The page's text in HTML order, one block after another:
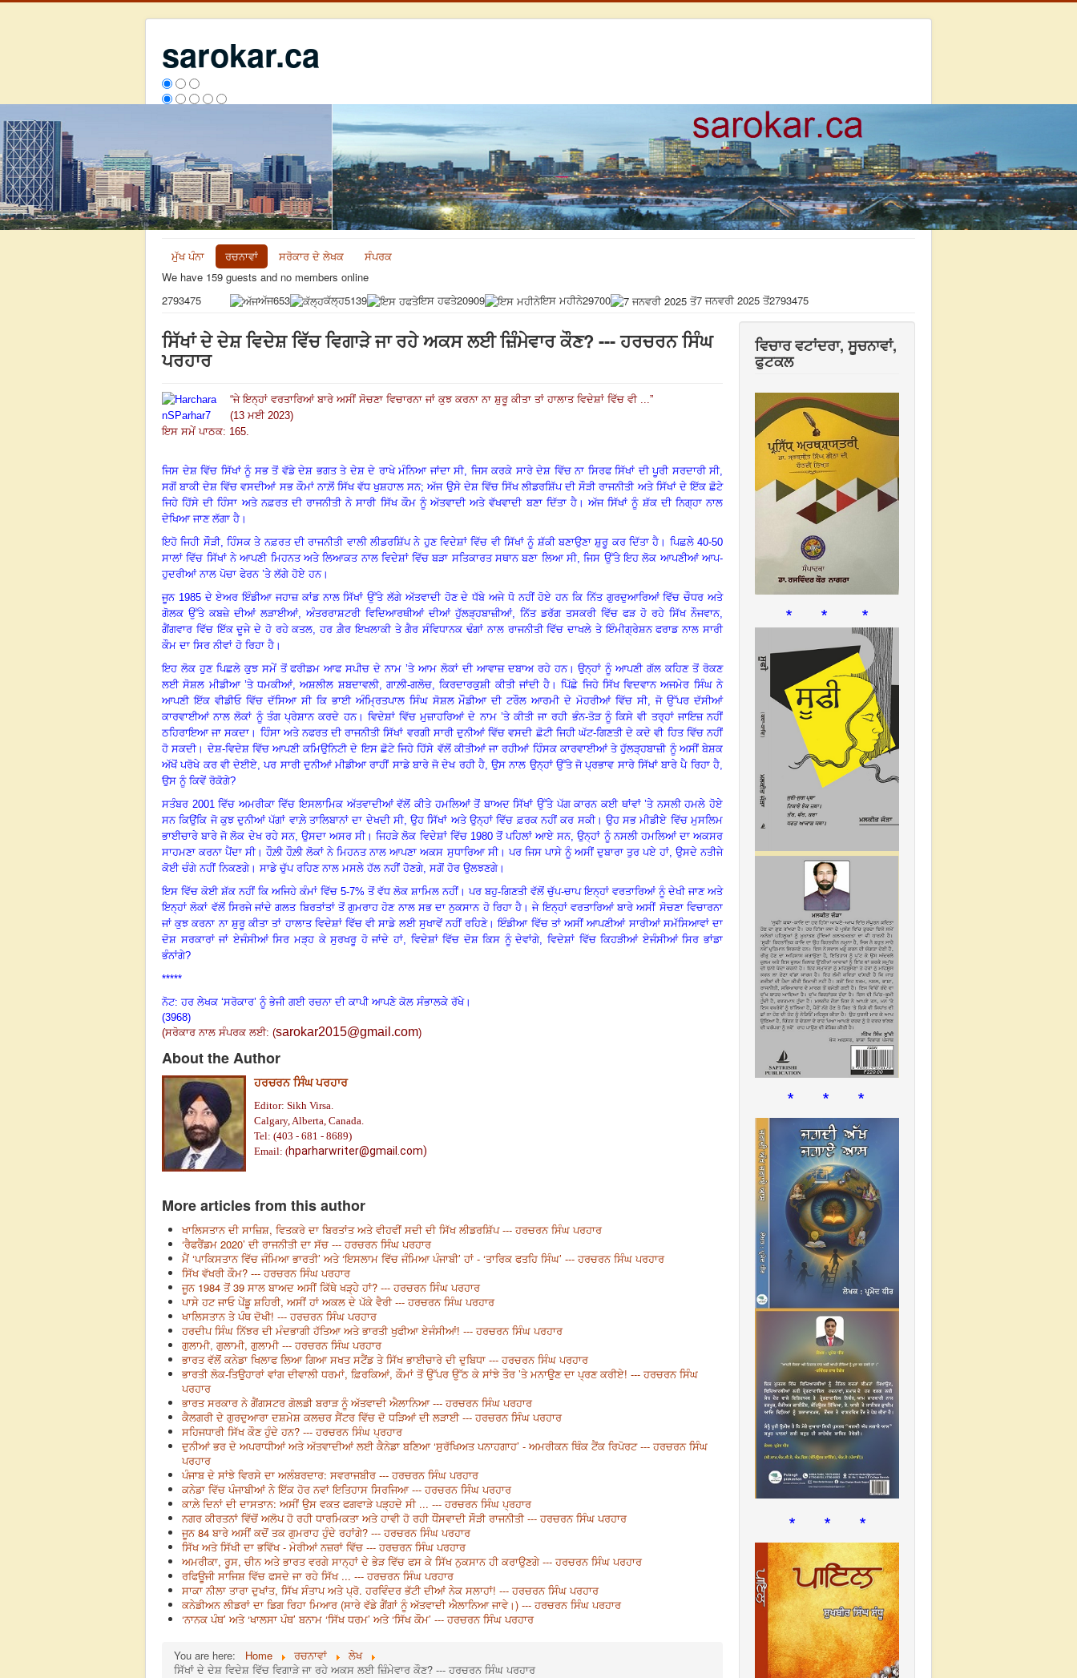
sarokar.ca
ਮੁੱਖ ਪੰਨਾ ਰਚਨਾਵਾਂ ਸਰੋਕਾਰ ਦੇ ਲੇਖਕ
ਸੰਪਰਕ
We have 159 guests and no members online
2793475
ਅੱਜ653 ਕੱਲ੍ਹ5139 ਇਸ ਹਫਤੇ20909 ਇਸ ਮਹੀਨੇ29700 7 ਜਨਵਰੀ 2025 ਤੋਂ2793475
ਸਿੱਖਾਂ ਦੇ ਦੇਸ਼ ਵਿਦੇਸ਼ ਵਿੱਚ ਵਿਗਾੜੇ ਜਾ ਰਹੇ ਅਕਸ ਲਈ ਜ਼ਿੰਮੇਵਾਰ ਕੌਣ? --- ਹਰਚਰਨ ਸਿੰਘ
ਪਰਹਾਰ
“ਜੇ ਇਨ੍ਹਾਂ ਵਰਤਾਰਿਆਂ ਬਾਰੇ ਅਸੀਂ ਸੋਚਣਾ ਵਿਚਾਰਨਾ ਜਾਂ ਕੁਝ ਕਰਨਾ ਨਾ ਸ਼ੁਰੂ ਕੀਤਾ ਤਾਂ ਹਾਲਾਤ ਵਿਦੇਸ਼ਾਂ ਵਿੱਚ ਵੀ ... ”
(13 ਮਈ 2023)
ਇਸ ਸਮੇਂ ਪਾਠਕ: 165.
ਜਿਸ ਦੇਸ਼ ਵਿੱਚ ਸਿੱਖਾਂ ਨੂੰ ਸਭ ਤੋਂ ਵੱਡੇ ਦੇਸ਼ ਭਗਤ ਤੇ ਦੇਸ਼ ਦੇ ਰਾਖੇ ਮੰਨਿਆ ਜਾਂਦਾ ਸੀ, ਜਿਸ ਕਰਕੇ ਸਾਰੇ ਦੇਸ਼ ਵਿੱਚ ਨਾ ਸਿਰਫ ਸਿੱਖਾਂ ਦੀ ਪੂਰੀ ਸਰਦਾਰੀ ਸੀ,
ਸਗੋਂ ਬਾਕੀ ਦੇਸ਼ ਵਿੱਚ ਵਸਦੀਆਂ ਸਭ ਕੌਮਾਂ ਨਾਲ਼ੋਂ ਸਿੱਖ ਵੱਧ ਖੁਸ਼ਹਾਲ ਸਨ; ਅੱਜ ਉਸੇ ਦੇਸ਼ ਵਿੱਚ ਸਿੱਖ ਲੀਡਰਸ਼ਿੱਪ ਦੀ ਸੌੜੀ ਰਾਜਨੀਤੀ ਅਤੇ ਸਿੱਖਾਂ ਦੇ ਇੱਕ ਛੋਟੇ
ਜਿਹੇ ਹਿੱਸੇ ਦੀ ਹਿੰਸਾ ਅਤੇ ਨਫ਼ਰਤ ਦੀ ਰਾਜਨੀਤੀ ਨੇ ਸਾਰੀ ਸਿੱਖ ਕੌਮ ਨੂੰ ਅੱਤਵਾਦੀ ਅਤੇ ਵੱਖਵਾਦੀ ਬਣਾ ਦਿੱਤਾ ਹੈ।ਅੱਜ ਸਿੱਖਾਂ ਨੂੰ ਸ਼ੱਕ ਦੀ ਨਿਗ੍ਹਾ ਨਾਲ
ਦੇਖਿਆ ਜਾਣ ਲੱਗਾ ਹੈ ।
ਇਹੋ ਜਿਹੀ ਸੌੜੀ, ਹਿੰਸਕ ਤੇ ਨਫ਼ਰਤ ਦੀ ਰਾਜਨੀਤੀ ਵਾਲੀ ਲੀਡਰਸ਼ਿੱਪ ਨੇ ਹੁਣ ਵਿਦੇਸ਼ਾਂ ਵਿੱਚ ਵੀ ਸਿੱਖਾਂ ਨੂੰ ਸ਼ੱਕੀ ਬਣਾਉਣਾ ਸ਼ੁਰੂ ਕਰ ਦਿੱਤਾ ਹੈ । ਪਿਛਲੇ40-50
ਸਾਲਾਂ ਵਿੱਚ ਸਿੱਖਾਂ ਨੇ ਆਪਣੀ ਮਿਹਨਤ ਅਤੇ ਲਿਆਕਤ ਨਾਲ ਵਿਦੇਸ਼ਾਂ ਵਿੱਚ ਬੜਾ ਸਤਿਕਾਰਤ ਸਥਾਨ ਬਣਾ ਲਿਆ ਸੀ, ਜਿਸ ਉੱਤੇ ਇਹ ਲੋਕ ਆਪਣੀਆਂ ਆਪ-
ਹੁਦਰੀਆਂ ਨਾਲ ਪੋਚਾ ਫੇਰਨ ’ਤੇ ਲੱਗੇ ਹੋਏ ਹਨ।
ਜੂਨ 1985 ਦੇ ਏਅਰ ਇੰਡੀਆ ਜਹਾਜ਼ ਕਾਂਡ ਨਾਲ ਸਿੱਖਾਂ ਉੱਤੇ ਲੱਗੇ ਅੱਤਵਾਦੀ ਹੋਣ ਦੇ ਧੱਬੇ ਅਜੇ ਧੋ ਨਹੀਂ ਹੋਏ ਹਨ ਕਿ ਨਿੱਤ ਗੁਰਦੁਆਰਿਆਂ ਵਿੱਚ ਚੌਧਰ ਅਤੇ
ਗੋਲਕ ਉੱਤੇ ਕਬਜ਼ੇ ਦੀਆਂ ਲੜਾਈਆਂ, ਅੰਤਰਰਾਸ਼ਟਰੀ ਵਿਦਿਆਰਥੀਆਂ ਦੀਆਂ ਹੁੱਲੜ੍ਹਬਾਜ਼ੀਆਂ, ਨਿੱਤ ਡਰੱਗ ਤਸਕਰੀ ਵਿੱਚ ਫੜ ਹੋ ਰਹੇ ਸਿੱਖ ਨੌਜਵਾਨ,
ਗੈਂਗਵਾਰ ਵਿੱਚ ਇੱਕ ਦੂਜੇ ਦੇ ਹੋ ਰਹੇ ਕਤਲ, ਹਰ ਗ਼ੈਰ ਇਖਲਾਕੀ ਤੇ ਗੈਰ ਸੰਵਿਧਾਨਕ ਢੰਗਾਂ ਨਾਲ ਰਾਜਨੀਤੀ ਵਿੱਚ ਦਾਖਲੇ ਤੇ ਇੰਮੀਗ੍ਰੇਸ਼ਨ ਫਰਾਡ ਨਾਲ ਸਾਰੀ
ਕੌਮ ਦਾ ਸਿਰ ਨੀਵਾਂ ਹੋ ਰਿਹਾ ਹੈ ।
ਇਹ ਲੋਕ ਹੁਣ ਪਿਛਲੇ ਕੁਝ ਸਮੇਂ ਤੋਂ ਫਰੀਡਮ ਆਫ ਸਪੀਚ ਦੇ ਨਾਮ ’ਤੇ ਆਮ ਲੋਕਾਂ ਦੀ ਆਵਾਜ਼ ਦਬਾਅ ਰਹੇ ਹਨ।ਉਨ੍ਹਾਂ ਨੂੰ ਆਪਣੀ ਗੱਲ ਕਹਿਣ ਤੋਂ ਰੋਕਣ
ਲਈ ਸੋਸ਼ਲ ਮੀਡੀਆ ’ਤੇ ਧਮਕੀਆਂ, ਅਸ਼ਲੀਲ ਸ਼ਬਦਾਵਲੀ, ਗਾਲ਼ੀ-ਗਲੋਚ, ਕਿਰਦਾਰਕੁਸ਼ੀ ਕੀਤੀ ਜਾਂਦੀ ਹੈ ।ਪਿੱਛੇ ਜਿਹੇ ਸਿੱਖ ਵਿਦਵਾਨ ਅਜਮੇਰ ਸਿੰਘ ਨੇ
ਆਪਣੀ ਇੱਕ ਵੀਡੀਓ ਵਿੱਚ ਦੱਸਿਆ ਸੀ ਕਿ ਭਾਈ ਅੰਮ੍ਰਿਤਪਾਲ ਸਿੰਘ ਸੋਸ਼ਲ ਮੌਡੀਆ ਦੀ ਟਰੌਲ ਆਰਮੀ ਦੇ ਮੋਹਰੀਆਂ ਵਿੱਚ ਸੀ, ਜੋ ਉੱਪਰ ਦੱਸੀਆਂ
ਕਾਰਵਾਈਆਂ ਨਾਲ ਲੋਕਾਂ ਨੂੰ ਤੰਗ ਪ੍ਰੇਸ਼ਾਨ ਕਰਦੇ ਹਨ। ਵਿਦੇਸ਼ਾਂ ਵਿੱਚ ਮੁਜ਼ਾਹਰਿਆਂ ਦੇ ਨਾਮ ’ਤੇ ਕੀਤੀ ਜਾ ਰਹੀ ਭੰਨ-ਤੋੜ ਨੂੰ ਕਿਸੇ ਵੀ ਤਰ੍ਹਾਂ ਜਾਇਜ਼ ਨਹੀਂ
ਠਹਿਰਾਇਆ ਜਾ ਸਕਦਾ । ਹਿੰਸਾ ਅਤੇ ਨਫਰਤ ਦੀ ਰਾਜਨੀਤੀ ਸਿੱਖਾਂ ਵਰਗੀ ਸਾਰੀ ਦੁਨੀਆਂ ਵਿੱਚ ਵਸਦੀ ਛੋਟੀ ਜਿਹੀ ਘੱਟ-ਗਿਣਤੀ ਦੇ ਕਦੇ ਵੀ ਹਿਤ ਵਿੱਚ ਨਹੀਂ
ਹੋ ਸਕਦੀ। ਦੇਸ਼-ਵਿਦੇਸ਼ ਵਿੱਚ ਆਪਣੀ ਕਮਿਉਨਿਟੀ ਦੇ ਇਸ ਛੋਟੇ ਜਿਹੇ ਹਿੱਸੇ ਵੱਲੋਂ ਕੀਤੀਆਂ ਜਾ ਰਹੀਆਂ ਹਿੰਸਕ ਕਾਰਵਾਈਆਂ ਤੇ ਹੁੱਲੜ੍ਹਬਾਜ਼ੀ ਨੂੰ ਅਸੀਂ ਬੇਸ਼ਕ
ਅੱਖੋਂ ਪਰੋਖੇ ਕਰ ਵੀ ਦੇਈਏ , ਪਰ ਸਾਰੀ ਦੁਨੀਆਂ ਮੀਡੀਆ ਰਾਹੀਂ ਸਾਡੇ ਬਾਰੇ ਜੋ ਦੇਖ ਰਹੀ ਹੈ, ਉਸ ਨਾਲ ਉਨ੍ਹਾਂ ਉੱਤੇ ਜੋ ਪ੍ਰਭਾਵ ਸਾਰੇ ਸਿੱਖਾਂ ਬਾਰੇ ਪੈ ਰਿਹਾ ਹੈ,
ਉਸ ਨੂੰ ਕਿਵੇਂ ਰੋਕੋਗੇ?
ਸਤੰਬਰ 2001 ਵਿੱਚ ਅਮਰੀਕਾ ਵਿੱਚ ਇਸਲਾਮਿਕ ਅੱਤਵਾਦੀਆਂ ਵੱਲੋਂ ਕੀਤੇ ਹਮਲਿਆਂ ਤੋਂ ਬਾਅਦ ਸਿੱਖਾਂ ਉੱਤੇ ਪੱਗ ਕਾਰਨ ਕਈ ਥਾਂਵਾਂ ’ਤੇ ਨਸਲੀ ਹਮਲੇ ਹੋਏ
ਸਨ ਕਿਉਂਕਿ ਜੋ ਕੁਝ ਦੁਨੀਆਂ ਪੱਗਾਂ ਵਾਲ਼ੇ ਤਾਲਿਬਾਨਾਂ ਦਾ ਦੇਖਦੀ ਸੀ, ਉਹ ਸਿੱਖਾਂ ਅਤੇ ਉਨ੍ਹਾਂ ਵਿੱਚ ਫ਼ਰਕ ਨਹੀਂ ਕਰ ਸਕੀ। ਉਹ ਸਭ ਮੀਡੀਏ ਵਿੱਚ ਮੁਸਲਿਮ
ਭਾਈਚਾਰੇ ਬਾਰੇ ਜੋ ਲੋਕ ਦੇਖ ਰਹੇ ਸਨ, ਉਸਦਾ ਅਸਰ ਸੀ। ਜਿਹੜੇ ਲੋਕ ਵਿਦੇਸ਼ਾਂ ਵਿੱਚ 1980 ਤੋਂ ਪਹਿਲਾਂ ਆਏ ਸਨ, ਉਨ੍ਹਾਂ ਨੂੰ ਨਸਲੀ ਹਮਲਿਆਂ ਦਾ ਅਕਸਰ
ਸਾਹਮਣਾ ਕਰਨਾ ਪੈਂਦਾ ਸੀ।ਹੌਲ਼ੀ ਹੌਲ਼ੀ ਲੋਕਾਂ ਨੇ ਮਿਹਨਤ ਨਾਲ ਆਪਣਾ ਅਕਸ ਸੁਧਾਰਿਆ ਸੀ। ਪਰ ਜਿਸ ਪਾਸੇ ਨੂੰ ਅਸੀਂ ਦੁਬਾਰਾ ਤੁਰ ਪਏ ਹਾਂ, ਉਸਦੇ ਨਤੀਜੇ
ਕੋਈ ਚੰਗੇ ਨਹੀਂ ਨਿਕਣਗੇ। ਸਾਡੇ ਚੁੱਪ ਰਹਿਣ ਨਾਲ ਮਸਲੇ ਹੱਲ ਨਹੀਂ ਹੋਣਗੇ, ਸਗੋਂ ਹੋਰ ਉਲਝਣਗੇ।
ਇਸ ਵਿੱਚ ਕੋਈ ਸ਼ੱਕ ਨਹੀਂ ਕਿ ਅਜਿਹੇ ਕੰਮਾਂ ਵਿੱਚ 5-7% ਤੋਂ ਵੱਧ ਲੋਕ ਸ਼ਾਮਿਲ ਨਹੀਂ। ਪਰ ਬਹੁ-ਗਿਣਤੀ ਵੱਲੋਂ ਚੁੱਪ-ਚਾਪ ਇਨ੍ਹਾਂ ਵਰਤਾਰਿਆਂ ਨੂੰ ਦੇਖੀ ਜਾਣ ਅਤੇ
ਇਨ੍ਹਾਂ ਲੋਕਾਂ ਵੱਲੋਂ ਸਿਰਜੇ ਜਾਂਦੇ ਗਲਤ ਬਿਰਤਾਂਤਾਂ ਤੋਂ ਗੁਮਰਾਹ ਹੋਣ ਨਾਲ ਸਭ ਦਾ ਨੁਕਸਾਨ ਹੋ ਰਿਹਾ ਹੈ । ਜੇ ਇਨ੍ਹਾਂ ਵਰਤਾਰਿਆਂ ਬਾਰੇ ਅਸੀਂ ਸੋਚਣਾ ਵਿਚਾਰਨਾ
ਜਾਂ ਕੁਝ ਕਰਨਾ ਨਾ ਸ਼ੁਰੂ ਕੀਤਾ ਤਾਂ ਹਾਲਾਤ ਵਿਦੇਸ਼ਾਂ ਵਿੱਚ ਵੀ ਸਾਡੇ ਲਈ ਸੁਖਾਵੇਂ ਨਹੀਂ ਰਹਿਣੇ।ਇੰਡੀਆ ਵਿੱਚ ਤਾਂ ਅਸੀਂ ਆਪਣੀਆਂ ਸਾਰੀਆਂ ਸਮੱਸਿਆਵਾਂ ਦਾ
ਦੋਸ਼ ਸਰਕਾਰਾਂ ਜਾਂ ਏਜੰਸੀਆਂ ਸਿਰ ਮੜ੍ਹ ਕੇ ਸੁਰਖਰੂ ਹੋ ਜਾਂਦੇ ਹਾਂ, ਵਿਦੇਸ਼ਾਂ ਵਿੱਚ ਦੋਸ਼ ਕਿਸ ਨੂੰ ਦੇਵਾਂਗੇ, ਵਿਦੇਸ਼ਾਂ ਵਿੱਚ ਕਿਹੜੀਆਂ ਏਜੰਸੀਆਂ ਸਿਰ ਭਾਂਡਾ
ਭੰਨਾਂਗੇ?
*****
ਨੋਟ: ਹਰ ਲੇਖਕ ‘ਸਰੋਕਾਰ’ ਨੂੰ ਭੇਜੀ ਗਈ ਰਚਨਾ ਦੀ ਕਾਪੀ ਆਪਣੇ ਕੋਲ ਸੰਭਾਲਕੇ ਰੱਖੇ।
(3968)
(ਸਰੋਕਾਰ ਨਾਲ ਸੰਪਰਕ ਲਈ: (sarokar2015@gmail.com)
About the Author
ਹਰਚਰਨ ਸਿੰਘ ਪਰਹਾਰ
Editor: Sikh Virsa.
Calgary, Alberta, Canada.
Tel: (403 - 681 - 8689)
Email: (hparharwriter@gmail.com)
More articles from this author
ਖਾਲਿਸਤਾਨ ਦੀ ਸਾਜ਼ਿਸ਼, ਵਿਤਕਰੇ ਦਾ ਬਿਰਤਾਂਤ ਅਤੇ ਵੀਹਵੀਂ ਸਦੀ ਦੀ ਸਿੱਖ ਲੀਡਰਸ਼ਿੱਪ --- ਹਰਚਰਨ ਸਿੰਘ ਪਰਹਾਰ
‘ਰੈਫਰੈਂਡਮ 2020’ ਦੀ ਰਾਜਨੀਤੀ ਦਾ ਸੱਚ --- ਹਰਚਰਨ ਸਿੰਘ ਪਰਹਾਰ
ਮੈਂ ‘ਪਾਕਿਸਤਾਨ ਵਿੱਚ ਜੰਮਿਆ ਭਾਰਤੀ’ ਅਤੇ ‘ਇਸਲਾਮ ਵਿੱਚ ਜੰਮਿਆ ਪੰਜਾਬੀ’ ਹਾਂ - ‘ਤਾਰਿਕ ਫਤਹਿ ਸਿੰਘ’ --- ਹਰਚਰਨ ਸਿੰਘ ਪਰਹਾਰ
ਸਿੱਖ ਵੱਖਰੀ ਕੌਮ? --- ਹਰਚਰਨ ਸਿੰਘ ਪਰਹਾਰ
ਜੂਨ 1984 ਤੋਂ 39 ਸਾਲ ਬਾਅਦ ਅਸੀਂ ਕਿੱਥੇ ਖੜ੍ਹੇ ਹਾਂ? --- ਹਰਚਰਨ ਸਿੰਘ ਪਰਹਾਰ
ਪਾਸੇ ਹਟ ਜਾਓ ਪੇਂਡੂ ਸ਼ਹਿਰੀ, ਅਸੀਂ ਹਾਂ ਅਕਲ ਦੇ ਪੱਕੇ ਵੈਰੀ --- ਹਰਚਰਨ ਸਿੰਘ ਪਰਹਾਰ
ਖਾਲਿਸਤਾਨ ਤੇ ਪੰਥ ਦੋਖੀ! --- ਹਰਚਰਨ ਸਿੰਘ ਪਰਹਾਰ
ਹਰਦੀਪ ਸਿੰਘ ਨਿੱਝਰ ਦੀ ਮੰਦਭਾਗੀ ਹੱਤਿਆ ਅਤੇ ਭਾਰਤੀ ਖੁਫੀਆ ਏਜੰਸੀਆਂ! --- ਹਰਚਰਨ ਸਿੰਘ ਪਰਹਾਰ
ਗੁਲਾਮੀ, ਗੁਲਾਮੀ, ਗੁਲਾਮੀ --- ਹਰਚਰਨ ਸਿੰਘ ਪਰਹਾਰ
ਭਾਰਤ ਵੱਲੋਂ ਕਨੇਡਾ ਖਿਲਾਫ ਲਿਆ ਗਿਆ ਸਖਤ ਸਟੈਂਡ ਤੇ ਸਿੱਖ ਭਾਈਚਾਰੇ ਦੀ ਦੁਬਿਧਾ --- ਹਰਚਰਨ ਸਿੰਘ ਪਰਹਾਰ
ਭਾਰਤੀ ਲੋਕ-ਤਿਉਹਾਰਾਂ ਵਾਂਗ ਦੀਵਾਲੀ ਧਰਮਾਂ, ਫ਼ਿਰਕਿਆਂ, ਕੌਮਾਂ ਤੋਂ ਉੱਪਰ ਉੱਠ ਕੇ ਸਾਂਝੇ ਤੌਰ ’ਤੇ ਮਨਾਉਣ ਦਾ ਪ੍ਰਣ ਕਰੀਏ! --- ਹਰਚਰਨ ਸਿੰਘ
ਪਰਹਾਰ
ਭਾਰਤ ਸਰਕਾਰ ਨੇ ਗੈਂਗਸਟਰ ਗੋਲਡੀ ਬਰਾੜ ਨੂੰ ਅੱਤਵਾਦੀ ਐਲਾਨਿਆ --- ਹਰਚਰਨ ਸਿੰਘ ਪਰਹਾਰ
ਕੈਲਗਰੀ ਦੇ ਗੁਰਦੁਆਰਾ ਦਸ਼ਮੇਸ਼ ਕਲਚਰ ਸੈਂਟਰ ਵਿੱਚ ਦੋ ਧੜਿਆਂ ਦੀ ਲੜਾਈ --- ਹਰਚਰਨ ਸਿੰਘ ਪਰਹਾਰ
ਸਹਿਜਧਾਰੀ ਸਿੱਖ ਕੌਣ ਹੁੰਦੇ ਹਨ? --- ਹਰਚਰਨ ਸਿੰਘ ਪ੍ਰਹਾਰ
ਦੁਨੀਆਂ ਭਰ ਦੇ ਅਪਰਾਧੀਆਂ ਅਤੇ ਅੱਤਵਾਦੀਆਂ ਲਈ ਕੈਨੇਡਾ ਬਣਿਆ ‘ਸੁਰੱਖਿਅਤ ਪਨਾਹਗਾਹ’ - ਅਮਰੀਕਨ ਥਿੰਕ ਟੈਂਕ ਰਿਪੋਰਟ --- ਹਰਚਰਨ ਸਿੰਘ
ਪਰਹਾਰ
ਪੰਜਾਬ ਦੇ ਸਾਂਝੇ ਵਿਰਸੇ ਦਾ ਅਲੰਬਰਦਾਰ: ਸਵਰਾਜਬੀਰ --- ਹਰਚਰਨ ਸਿੰਘ ਪਰਹਾਰ
ਕਨੇਡਾ ਵਿੱਚ ਪੰਜਾਬੀਆਂ ਨੇ ਇੱਕ ਹੋਰ ਨਵਾਂ ਇਤਿਹਾਸ ਸਿਰਜਿਆ --- ਹਰਚਰਨ ਸਿੰਘ ਪਰਹਾਰ
ਕਾਲ਼ੇ ਦਿਨਾਂ ਦੀ ਦਾਸਤਾਨ: ਅਸੀਂ ਉਸ ਵਕਤ ਫਗਵਾੜੇ ਪੜ੍ਹਦੇ ਸੀ ... --- ਹਰਚਰਨ ਸਿੰਘ ਪ੍ਰਹਾਰ
ਨਗਰ ਕੀਰਤਨਾਂ ਵਿੱਚੋਂ ਅਲੋਪ ਹੋ ਰਹੀ ਧਾਰਮਿਕਤਾ ਅਤੇ ਹਾਵੀ ਹੋ ਰਹੀ ਧੌਂਸਵਾਦੀ ਸੌੜੀ ਰਾਜਨੀਤੀ --- ਹਰਚਰਨ ਸਿੰਘ ਪਰਹਾਰ
ਜੂਨ 84 ਬਾਰੇ ਅਸੀਂ ਕਦੋਂ ਤਕ ਗੁਮਰਾਹ ਹੁੰਦੇ ਰਹਾਂਗੇ? --- ਹਰਚਰਨ ਸਿੰਘ ਪਰਹਾਰ
ਸਿੱਖ ਅਤੇ ਸਿੱਖੀ ਦਾ ਭਵਿੱਖ - ਮੇਰੀਆਂ ਨਜ਼ਰਾਂ ਵਿੱਚ --- ਹਰਚਰਨ ਸਿੰਘ ਪਰਹਾਰ
ਅਮਰੀਕਾ, ਰੂਸ, ਚੀਨ ਅਤੇ ਭਾਰਤ ਵਰਗੇ ਸਾਨ੍ਹਾਂ ਦੇ ਭੇੜ ਵਿੱਚ ਫਸ ਕੇ ਸਿੱਖ ਨੁਕਸਾਨ ਹੀ ਕਰਾਉਣਗੇ --- ਹਰਚਰਨ ਸਿੰਘ ਪਰਹਾਰ
ਰਫਿਊਜੀ ਸਾਜਿਸ਼ ਵਿੱਚ ਫਸਦੇ ਜਾ ਰਹੇ ਸਿੱਖ ... --- ਹਰਚਰਨ ਸਿੰਘ ਪਰਹਾਰ
ਸਾਕਾ ਨੀਲਾ ਤਾਰਾ ਦੁਖਾਂਤ, ਸਿੱਖ ਸੰਤਾਪ ਅਤੇ ਪ੍ਰੋ. ਹਰਵਿੰਦਰ ਭੱਟੀ ਦੀਆਂ ਨੇਕ ਸਲਾਹਾਂ! --- ਹਰਚਰਨ ਸਿੰਘ ਪਰਹਾਰ
ਕਨੇਡੀਅਨ ਲੀਡਰਾਂ ਦਾ ਡਿਗ ਰਿਹਾ ਮਿਆਰ (ਸਾਰੇ ਵੱਡੇ ਗੈਂਗਾਂ ਨੂੰ ਅੱਤਵਾਦੀ ਐਲਾਨਿਆ ਜਾਵੇ।) --- ਹਰਚਰਨ ਸਿੰਘ ਪਰਹਾਰ
‘ਨਾਨਕ ਪੰਥ’ ਅਤੇ ‘ਖਾਲਸਾ ਪੰਥ’ ਬਨਾਮ ‘ਸਿੱਖ ਧਰਮ’ ਅਤੇ ‘ਸਿੱਖ ਕੌਮ’ --- ਹਰਚਰਨ ਸਿੰਘ ਪਰਹਾਰ
You are here: Home ਰਚਨਾਵਾਂ
ਲੇਖ
ਸਿੱਖਾਂ ਦੇ ਦੇਸ਼ ਵਿਦੇਸ਼ ਵਿੱਚ ਵਿਗਾੜੇ ਜਾ ਰਹੇ ਅਕਸ ਲਈ ਜ਼ਿੰਮੇਵਾਰ ਕੌਣ? --- ਹਰਚਰਨ ਸਿੰਘ ਪਰਹਾਰ
ਵਿਚਾਰ ਵਟਾਂਦਰਾ, ਸੂਚਨਾਵਾਂ,
ਫੁਟਕਲ
* * *
* * *
* * *